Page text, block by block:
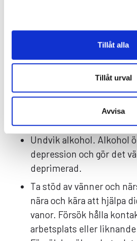
Tillåt alla
Tillåt urval
Avvisa
Om du har haft en eller
depressioner och vet att du
saker du kan göra för att
beskrivs några av dem:
Motionera regelbundet.
depression och kan
depressioner, och gör
Undvik alkohol. Alkohol
depression och gör det
deprimerad.
Ta stöd av vänner och
nära och kära att hjälpa
vanor. Försök hålla
arbetsplats eller